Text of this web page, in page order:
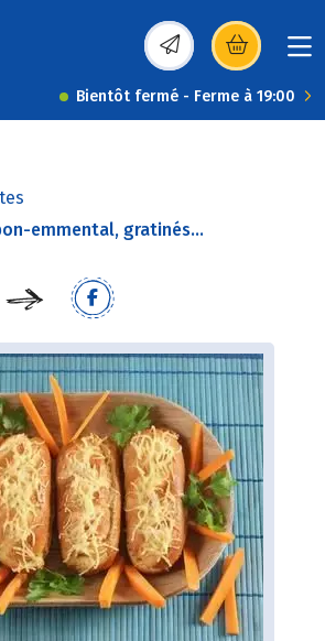
(s’ouvre dans une
Bientôt fermé - Ferme à 19:00
emmental, gratinés...